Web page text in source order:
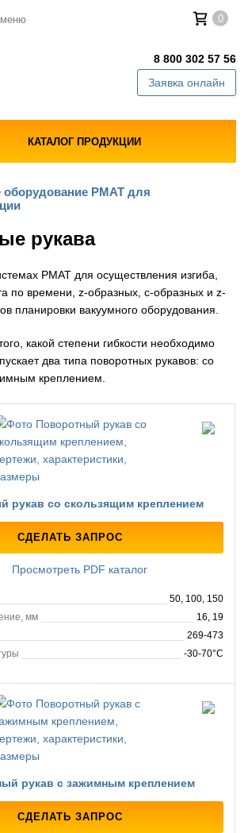
0
8 800 302 57 56
Заявка онлайн
КАТАЛОГ ПРОДУКЦИИ
PMAT для
рукава
PMAT для осуществления изгиба,
по времени, z-образных, с-образных и z-
планировки вакуумного оборудования.
какой степени гибкости необходимо
два типа поворотных рукавов: со
креплением.
рукав со скользящим креплением
СДЕЛАТЬ ЗАПРОС
Просмотреть PDF каталог
50, 100, 150
мм
16, 19
269-473
-30-70°C
рукав с зажимным креплением
СДЕЛАТЬ ЗАПРОС